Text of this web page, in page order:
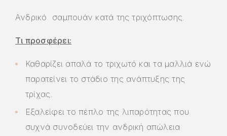
Ανδρικό σαμπουάν κατά της τριχόπτωσης.
Τι προσφέρει:
Καθαρίζει απαλά το τριχωτό και τα μαλλιά ενώ
παρατείνει το στάδιο της ανάπτυξης της
τρίχας.
Εξαλείφει το πέπλο της λιπαρότητας που
συχνά συνοδεύει την ανδρική απώλεια